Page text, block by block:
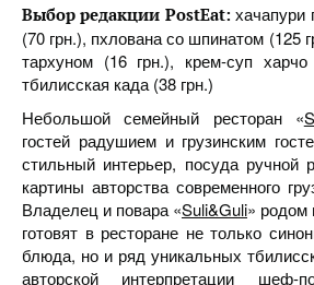
Выбор редакции PostEat:хачапури
(70 грн.), пхлована со шпинатом (125
тархуном (16 грн.), крем-суп
тбилисская када (38 грн.)
Небольшой семейный ресторан «
гостей радушием и грузинским
стильный интерьер, посуда ручной
картины авторства современного
Владелец и повара «Suli&Guli» родом
готовят в ресторане не только
блюда, но и ряд уникальных
авторской интерпретации шеф-